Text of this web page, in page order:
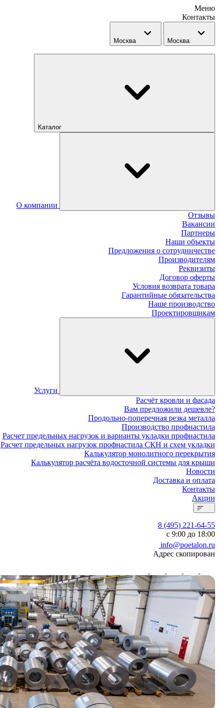
Меню
Контакты
Москва Москва
Каталог
О компании
Отзывы
Вакансии
Партнеры
Наши объекты
Предложения о сотрудничестве
Производителям
Реквизиты
Договор оферты
Условия возврата товара
Гарантийные обязательства
Наше производство
Проектировщикам
Услуги
Расчёт кровли и фасада
Вам предложили дешевле?
Продольно-поперечная резка металла
Производство профнастила
Расчет предельных нагрузок и варианты укладки профнастила
Расчет предельных нагрузок профнастила СКН и схем укладки
Калькулятор монолитного перекрытия
Калькулятор расчёта водосточной системы для крыши
Новости
Доставка и оплата
Контакты
Акции
8 (495) 221-64-55
с 9:00 до 18:00
info@poetalon.ru
Адрес скопирован